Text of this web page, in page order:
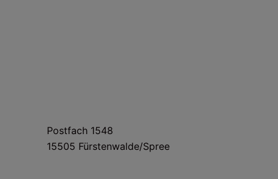
Postfach 1548
15505 Fürstenwalde/Spree